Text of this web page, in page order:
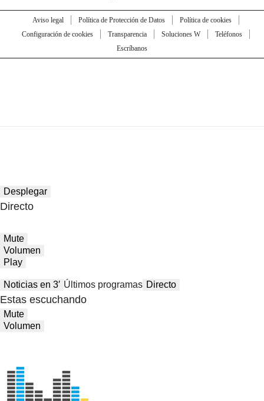
Aviso legal Política de Protección de Datos
Política de cookies
Configuración de cookies
Transparencia Soluciones W
Teléfonos
Escríbanos
Desplegar
Directo
Mute
Volumen
Play
Noticias en 3′ Últimos programas Directo
Estas escuchando
Mute
Volumen